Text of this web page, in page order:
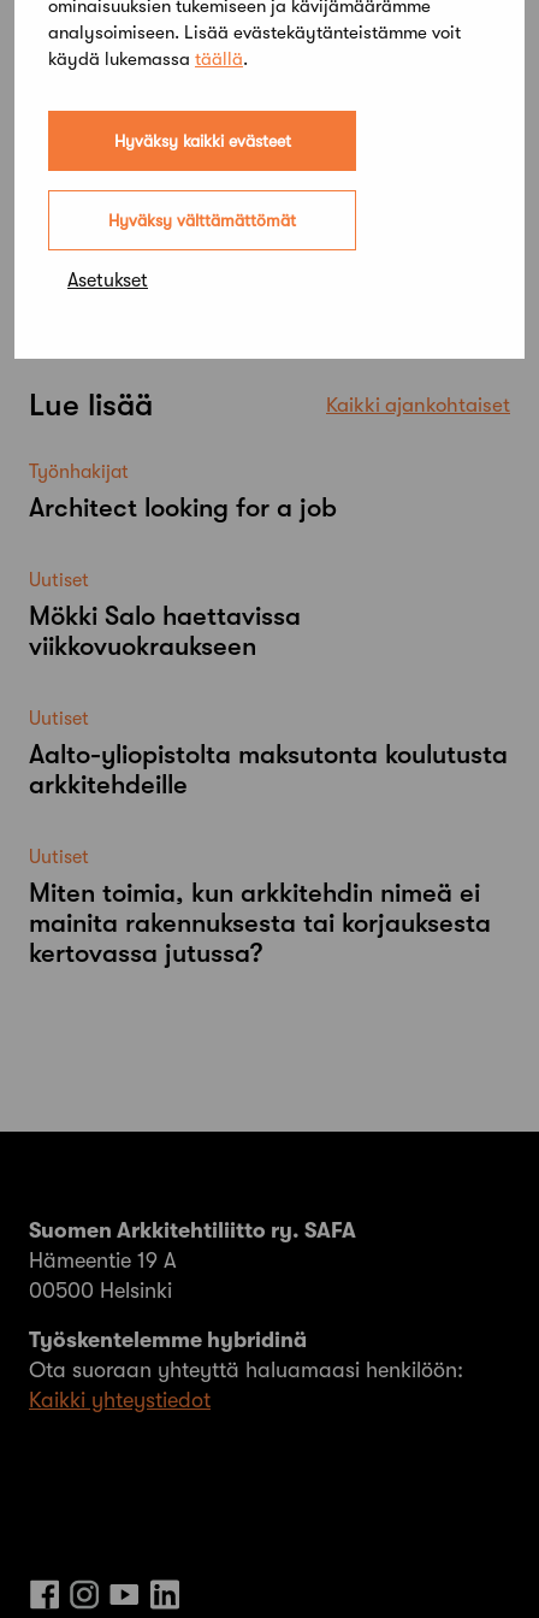
ominaisuuksien tukemiseen ja kävijämäärämme
analysoimiseen. Lisää evästekäytänteistämme voit
käydä lukemassa täällä.
Hyväksy kaikki evästeet
Hyväksy välttämättömät
Asetukset
Jaa artikkeli
Lue lisää Kaikki ajankohtaiset
Työnhakijat
Architect looking for a job
Uutiset
Mökki Salo haettavissa
viikkovuokraukseen
Uutiset
Aalto-​yliopistolta maksutonta koulutusta
arkkitehdeille
Uutiset
Miten toimia, kun arkkitehdin nimeä ei
mainita rakennuksesta tai korjauksesta
kertovassa jutussa?
Suomen Arkkitehtiliitto ry. SAFA
Hämeentie 19 A
00500 Helsinki
Työskentelemme hybridinä
Ota suoraan yhteyttä haluamaasi henkilöön:
Kaikki yhteystiedot